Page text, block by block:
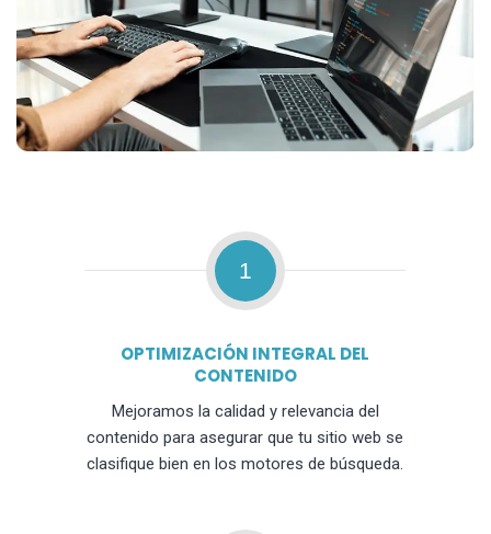
1
OPTIMIZACIÓN INTEGRAL DEL
CONTENIDO
Mejoramos la calidad y relevancia del
contenido para asegurar que tu sitio web se
clasifique bien en los motores de búsqueda.